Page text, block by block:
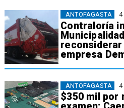
4
Contraloría
empresa
ANTOFAGASTA
4
$350 mil por
ANTOFAGASTA